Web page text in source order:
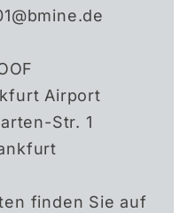
Airport
Str. 1
finden Sie auf